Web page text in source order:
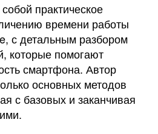
практическое
времени работы
с детальным разбором
которые помогают
смартфона. Автор
основных методов
с базовых и заканчивая